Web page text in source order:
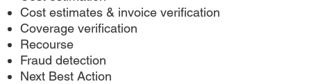
Cost estimates & invoice verification
Coverage verification
Recourse
Fraud detection
Next Best Action